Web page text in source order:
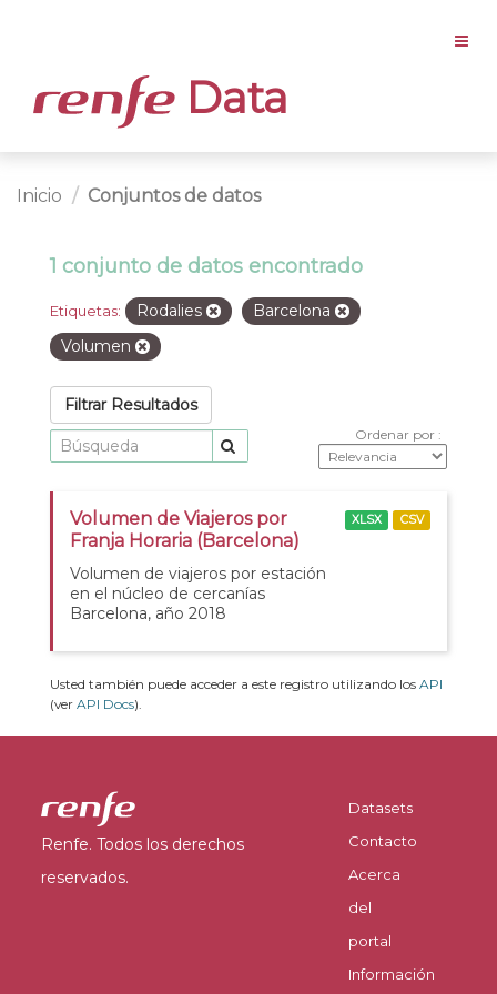
Data
Inicio Conjuntos de datos
1 conjunto de datos encontrado
Etiquetas: Rodalies
Barcelona
Volumen
Filtrar Resultados
Ordenar por
Volumen de Viajeros por
Franja Horaria (Barcelona)
Volumen de viajeros por estación
en el núcleo de cercanías
Barcelona, año 2018
XLSX CSV
Usted también puede acceder a este registro utilizando los API
(ver API Docs).
Renfe. Todos los derechos
reservados.
Datasets
Contacto
Acerca
del
portal
Información